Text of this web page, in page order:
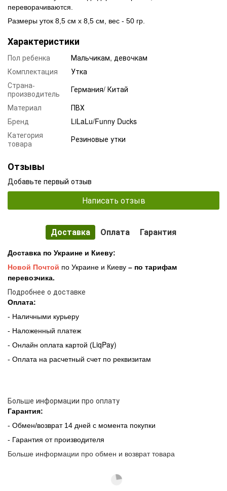
переворачиваются.
Размеры уток 8,5 см х 8,5 см, вес - 50 гр.
Характеристики
Пол ребенка
Мальчикам, девочкам
Комплектация
Утка
Страна-
производитель
Германия/ Китай
Материал
ПВХ
Бренд
LiLaLu/Funny Ducks
Категория
товара
Резиновые утки
Отзывы
Добавьте первый отзыв
Написать отзыв
Доставка Оплата Гарантия
Доставка по Украине и Киеву:
Новой Почтой по Украине и Киеву – по тарифам
перевозчика.
Подробнее о доставке
Оплата:
- Наличными курьеру
- Наложенный платеж
- Онлайн оплата картой (LiqPay)
- Оплата на расчетный счет по реквизитам
Больше информации про оплату
Гарантия:
- Обмен/возврат 14 дней с момента покупки
- Гарантия от производителя
Больше информации про обмен и возврат товара